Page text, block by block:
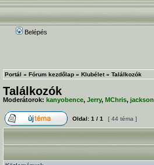
Belépés
Portál » Fórum kezdőlap » Klubélet» Találkozók
Találkozók
Moderátorok: kanyobence, Jerry, MChris, jackson
Oldal: 1 / 1 [ 44 téma ]